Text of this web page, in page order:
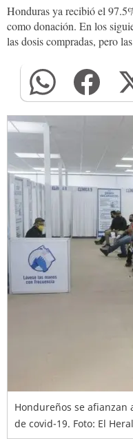
Honduras ya recibió el
como donación. En los
las dosis compradas, pero
Hondureños se afianzan
de covid-19. Foto: El